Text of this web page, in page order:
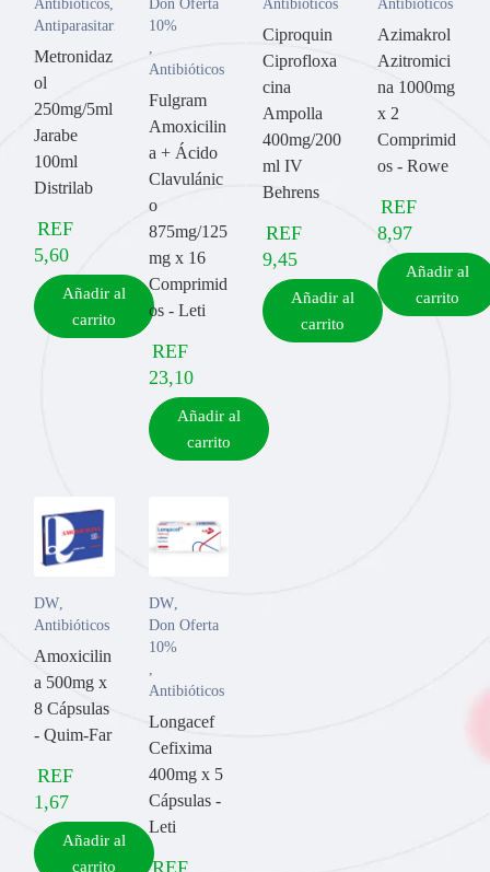
Antibióticos
Antiparasitarios
Metronidaz
ol
250mg/5ml
Jarabe
100ml
Distrilab
REF
5,60
Añadir al
carrito
Don Oferta
10%
Antibióticos
Fulgram
Amoxicilin
a + Ácido
Clavulánic
o
875mg/125
mg x 16
Comprimid
os - Leti
REF
23,10
Añadir al
carrito
Antibióticos
Ciproquin
Ciprofloxa
cina
Ampolla
400mg/200
ml IV
Behrens
REF
9,45
Añadir al
carrito
Antibióticos
Azimakrol
Azitromici
na 1000mg
x 2
Comprimid
os - Rowe
REF
8,97
Añadir al
carrito
DW,
Antibióticos
Amoxicilin
a 500mg x
8 Cápsulas
- Quim-Far
REF
1,67
Añadir al
carrito
DW,
Don Oferta
10%
,
Antibióticos
Longacef
Cefixima
400mg x 5
Cápsulas -
Leti
REF